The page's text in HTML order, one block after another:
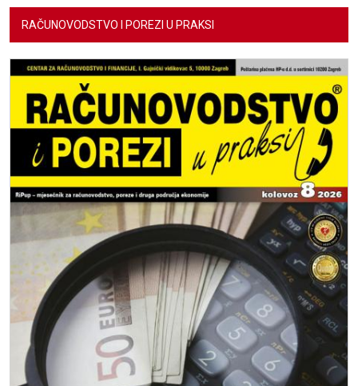
RAČUNOVODSTVO I POREZI U PRAKSI